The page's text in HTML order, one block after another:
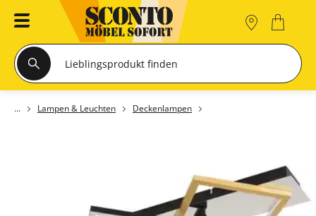
Lampen & Leuchten Deckenlampen